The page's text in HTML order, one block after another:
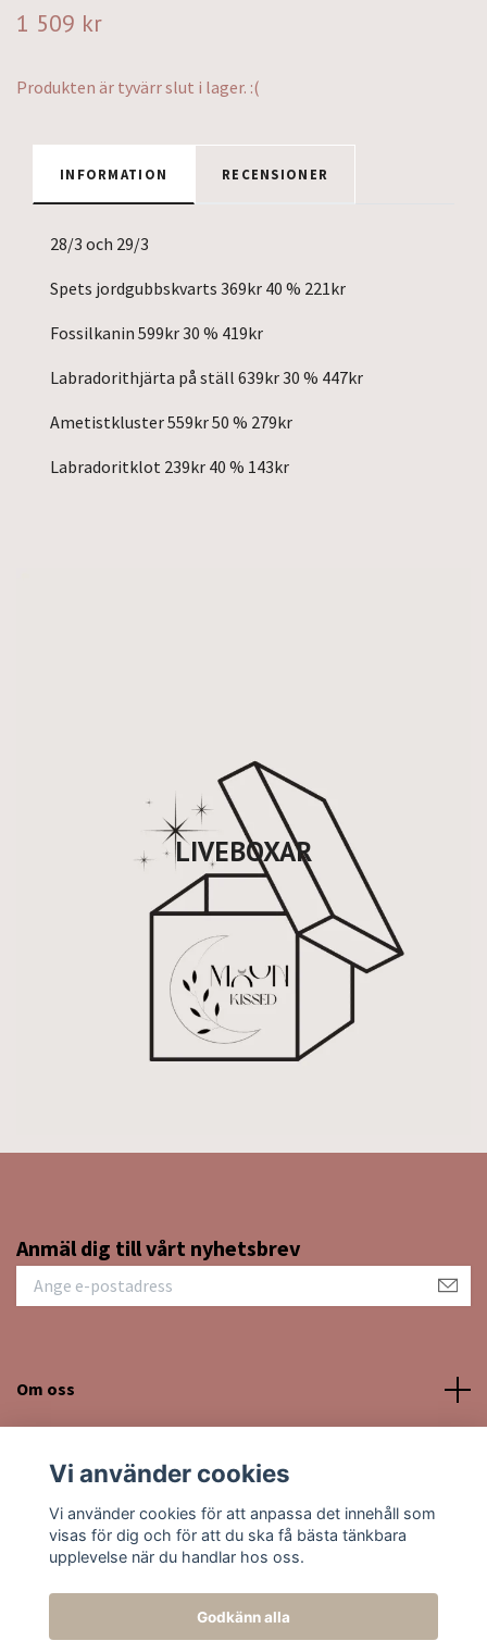
LIVEBOXAR
1 509 kr
Produkten är tyvärr slut i lager. :(
INFORMATION RECENSIONER
28/3 och 29/3
Spets jordgubbskvarts 369kr 40 % 221kr
Fossilkanin 599kr 30 % 419kr
Labradorithjärta på ställ 639kr 30 % 447kr
Ametistkluster 559kr 50 % 279kr
Labradoritklot 239kr 40 % 143kr
Anmäl dig till vårt nyhetsbrev
Om oss
Sociala medier
Vi använder cookies
Vi använder cookies för att anpassa det innehåll som
visas för dig och för att du ska få bästa tänkbara
upplevelse när du handlar hos oss.
Godkänn alla